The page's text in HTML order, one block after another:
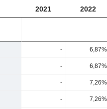
2021 2022
- 6,87%
- 6,87%
- 7,26%
- 7,26%